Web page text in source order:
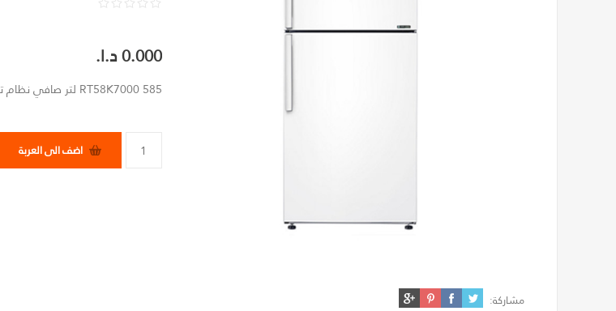
0.000 د.ا.‏
RT58K7000 585 لتر صافي نظام تعقيم تبريد مزدوج
مشاركة: